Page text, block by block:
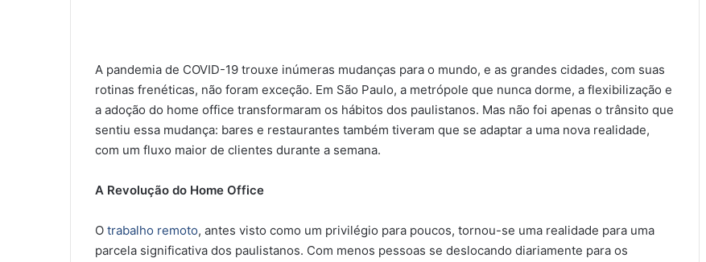
A pandemia de COVID-19 trouxe inúmeras mudanças para o mundo, e as grandes cidades, com suas
rotinas frenéticas, não foram exceção. Em São Paulo, a metrópole que nunca dorme, a flexibilização e
a adoção do home office transformaram os hábitos dos paulistanos. Mas não foi apenas o trânsito que
sentiu essa mudança: bares e restaurantes também tiveram que se adaptar a uma nova realidade,
com um fluxo maior de clientes durante a semana.
A Revolução do Home Office
O trabalho remoto, antes visto como um privilégio para poucos, tornou-se uma realidade para uma
parcela significativa dos paulistanos. Com menos pessoas se deslocando diariamente para os